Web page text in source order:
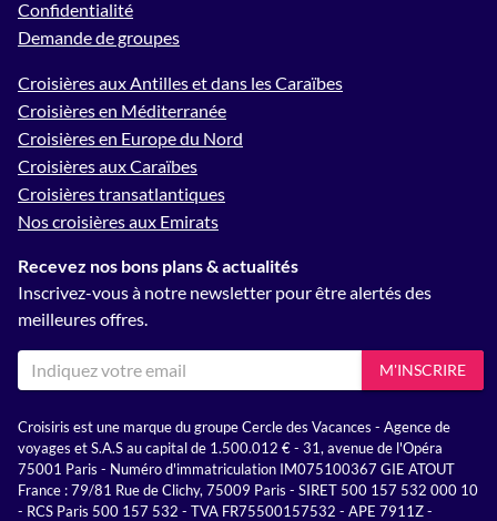
Confidentialité
Demande de groupes
Croisières aux Antilles et dans les Caraïbes
Croisières en Méditerranée
Croisières en Europe du Nord
Croisières aux Caraïbes
Croisières transatlantiques
Nos croisières aux Emirats
Recevez nos bons plans & actualités
Inscrivez-vous à notre newsletter pour être alertés des
meilleures offres.
M'INSCRIRE
Croisiris est une marque du groupe Cercle des Vacances - Agence de
voyages et S.A.S au capital de 1.500.012 € - 31, avenue de l'Opéra
75001 Paris - Numéro d'immatriculation IM075100367 GIE ATOUT
France : 79/81 Rue de Clichy, 75009 Paris - SIRET 500 157 532 000 10
- RCS Paris 500 157 532 - TVA FR75500157532 - APE 7911Z -